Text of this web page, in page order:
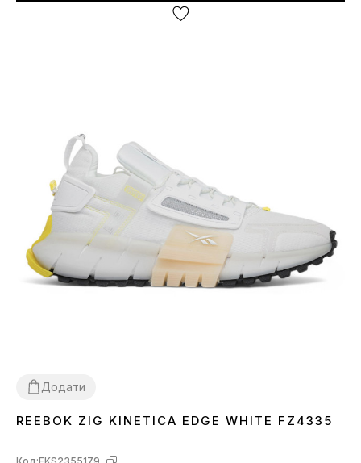
Додати
44
REEBOK ZIG KINETICA EDGE WHITE FZ4335